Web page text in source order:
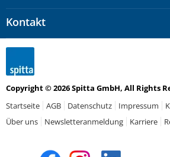
Kontakt
Copyright © 2026 Spitta GmbH, All Rights
Startseite
AGB Datenschutz Impressum
Über uns
Newsletteranmeldung Karriere